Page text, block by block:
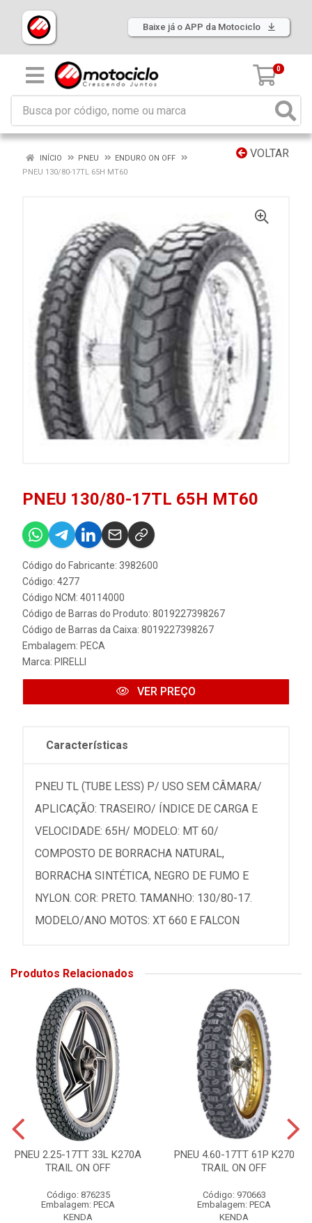
Baixe já o APP da Motociclo
0
VOLTAR
INÍCIO PNEU
ENDURO ON OFF
PNEU 130/80-17TL 65H MT60
PNEU 130/80-17TL 65H MT60
Código do Fabricante: 3982600
Código: 4277
Código NCM: 40114000
Código de Barras do Produto: 8019227398267
Código de Barras da Caixa: 8019227398267
Embalagem: PECA
Marca: PIRELLI
VER PREÇO
Características
PNEU TL (TUBE LESS) P/ USO SEM CÂMARA/
APLICAÇÃO: TRASEIRO/ ÍNDICE DE CARGA E
VELOCIDADE: 65H/ MODELO: MT 60/
COMPOSTO DE BORRACHA NATURAL,
BORRACHA SINTÉTICA, NEGRO DE FUMO E
NYLON. COR: PRETO. TAMANHO: 130/80-17.
MODELO/ANO MOTOS: XT 660 E FALCON
Produtos Relacionados
PNEU 2.25-17TT 33L K270A
TRAIL ON OFF
Código: 876235
Embalagem: PECA
KENDA
PNEU 4.60-17TT 61P K270
TRAIL ON OFF
Código: 970663
Embalagem: PECA
KENDA